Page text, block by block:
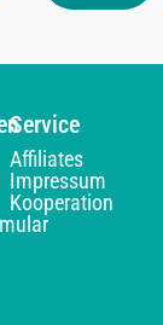
Service
Affiliates
Impressum
Kooperation